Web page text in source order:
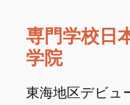
専門学校日
学院
東海地区デビュ